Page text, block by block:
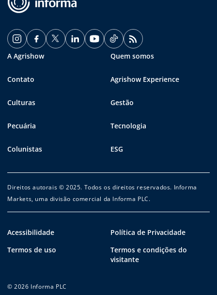
A Agrishow Quem somos
Contato Agrishow Experience
Culturas Gestão
Pecuária Tecnologia
Colunistas ESG
Direitos autorais © 2025. Todos os direitos reservados. Informa
Markets, uma divisão comercial da Informa PLC.
Acessibilidade
Política de Privacidade
Termos de uso
Termos e condições do
visitante
© 2026 Informa PLC